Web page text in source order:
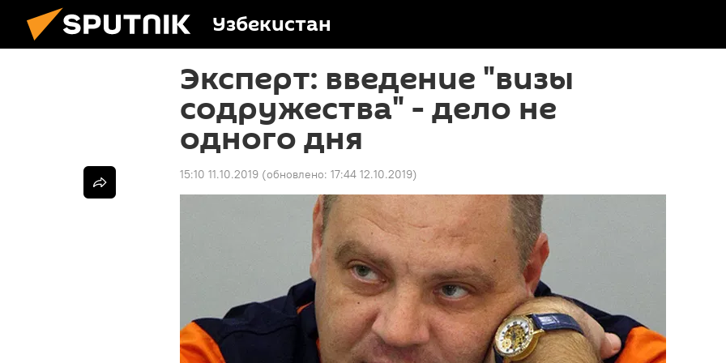
Узбекистан
Эксперт: введение "визы
содружества" - дело не
одного дня
15:10 11.10.2019 (обновлено: 17:44 12.10.2019)